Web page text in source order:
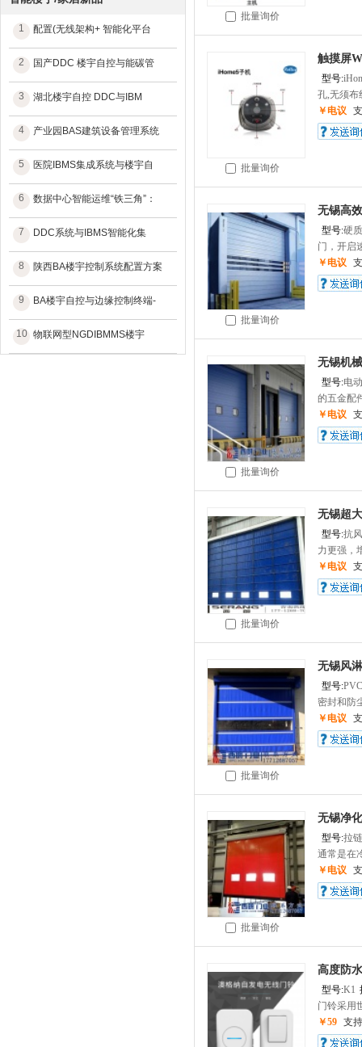
1 配置(无线架构+ 智能化平台
2 国产DDC 楼宇自控与能碳管
3 湖北楼宇自控 DDC与IBM
4 产业园BAS建筑设备管理系统
5 医院IBMS集成系统与楼宇自
6 数据中心智能运维“铁三角”：
7 DDC系统与IBMS智能化集
8 陕西BA楼宇控制系统配置方案
9 BA楼宇自控与边缘控制终端-
10 物联网型NGDIBMMS楼宇
批量询价
批量询价
触摸屏
型号:
孔,无须布
￥电议
批量询价
无锡高
型号:硬
门，开启
￥电议
批量询价
无锡机
型号:电
的五金配
￥电议
批量询价
无锡超
型号:抗
力更强，
￥电议
批量询价
无锡风
型号:
密封和防
￥电议
批量询价
无锡净
型号:拉
通常是在
￥电议
高度防
型号:K1
门铃采用
￥59 支